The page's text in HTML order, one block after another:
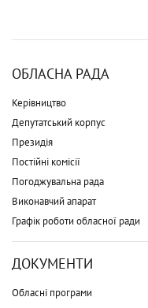
ОБЛАСНА РАДА
Керівництво
Депутатський корпус
Президія
Постійні комісії
Погоджувальна рада
Виконавчий апарат
Графік роботи обласної ради
ДОКУМЕНТИ
Обласні програми